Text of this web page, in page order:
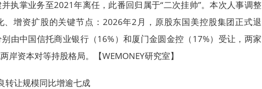
执掌业务至2021年离任，此番回归属于“二次挂帅”。本次人事调整
、增资扩股的关键节点：2026年2月，原股东国美控股集团正式退
由中国信托商业银行（16%）和厦门金圆金控（17%）受让，两家
岸资本对等持股格局。【WEMONEY研究室】
转让规模同比增逾七成